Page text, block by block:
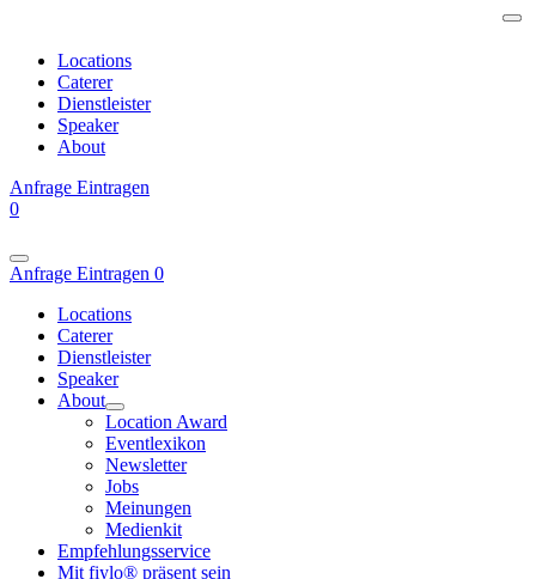
Locations
Caterer
Dienstleister
Speaker
About
Anfrage Eintragen
0
Anfrage Eintragen 0
Locations
Caterer
Dienstleister
Speaker
About
Location Award
Eventlexikon
Newsletter
Jobs
Meinungen
Medienkit
Empfehlungsservice
Mit fiylo® präsent sein